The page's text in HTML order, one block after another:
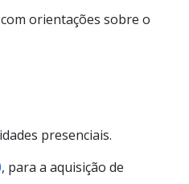
orientações sobre o
presenciais.
, para a aquisição de